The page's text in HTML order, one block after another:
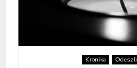
Kronika Odeszli